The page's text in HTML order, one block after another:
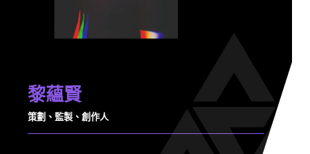
黎蘊賢
策劃、監製、創作人